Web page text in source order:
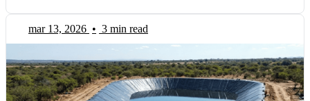
mar 13, 2026 • 3 min read